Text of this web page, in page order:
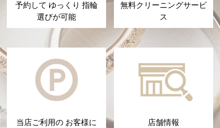
予約して ゆっくり 指輪
選びが可能
無料クリーニングサービ
ス
当店ご利用の お客様に
店舗情報